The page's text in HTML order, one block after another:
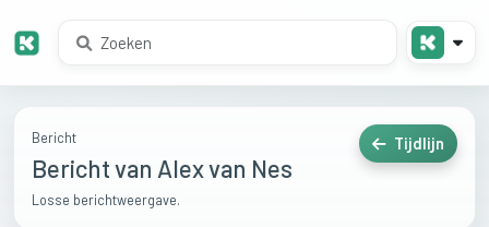
Bericht
Bericht van Alex van Nes
Losse berichtweergave.
Tijdlijn